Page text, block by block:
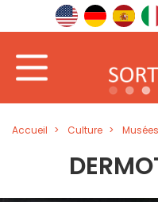
Accueil Culture